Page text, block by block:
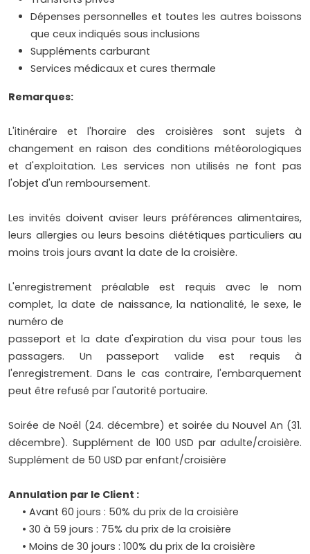
Dépenses personnelles et toutes les autres boissons
que ceux indiqués sous inclusions
Suppléments carburant
Services médicaux et cures thermale
Remarques:
L'itinéraire et l'horaire des croisières sont sujets à
changement en raison des conditions météorologiques
et d'exploitation. Les services non utilisés ne font pas
l'objet d'un remboursement.
Les invités doivent aviser leurs préférences alimentaires,
leurs allergies ou leurs besoins diététiques particuliers au
moins trois jours avant la date de la croisière.
L'enregistrement préalable est requis avec le nom
complet, la date de naissance, la nationalité, le sexe, le
numéro de
passeport et la date d'expiration du visa pour tous les
passagers. Un passeport valide est requis à
l'enregistrement. Dans le cas contraire, l'embarquement
peut être refusé par l'autorité portuaire.
Soirée de Noël (24. décembre) et soirée du Nouvel An (31.
décembre). Supplément de 100 USD par adulte/croisière.
Supplément de 50 USD par enfant/croisière
Annulation par le Client :
• Avant 60 jours : 50% du prix de la croisière
• 30 à 59 jours : 75% du prix de la croisière
• Moins de 30 jours : 100% du prix de la croisière